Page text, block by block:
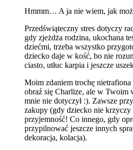
Hmmm… A ja nie wiem, jak
Przedświąteczny stres dotyczy
gdy zjeżdża rodzina, ukochana
dziećmi, trzeba wszystko
dziecko daje w kość, bo nie
ciasto, utłuc karpia i jeszcze
Moim zdaniem trochę
obraź się Charlize, ale w Twoim
mnie nie dotyczył :). Zawsze
zakupy (gdy dziecko nie
przyjemność! Co innego, gdy
przypilnować jeszcze innych
dekoracja, kolacja).